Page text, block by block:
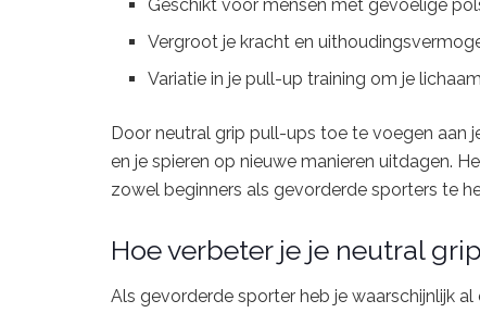
Geschikt voor mensen met gevoelige
Vergroot je kracht en
Variatie in je pull-up training om je
Door neutral grip pull-ups toe te voegen aan
en je spieren op nieuwe manieren uitdagen.
zowel beginners als gevorderde sporters te
Hoe verbeter je je neutral
Als gevorderde sporter heb je waarschijnlijk